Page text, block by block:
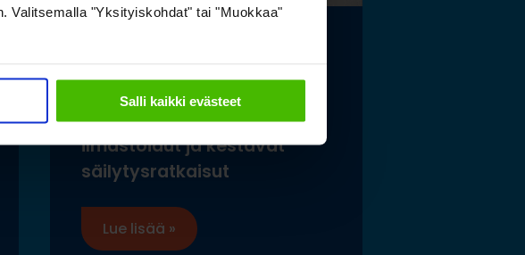
Valitsemalla "Yksityiskohdat" tai "Muokkaa"
Salli kaikki evästeet
luontokeskuksen
esineistölle sopivat
ilmastoidut ja kestävät
säilytysratkaisut
Lue lisää »